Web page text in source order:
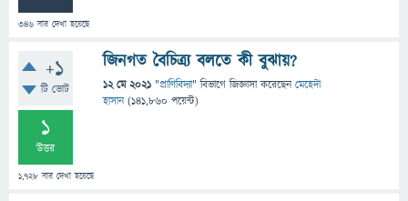
346 বার দেখা হয়েছে
+1
টি ভোট
1
উত্তর
1,728 বার দেখা হয়েছে
জিনগত বৈচিত্র্য বলতে কী বুঝায়?
12 মে 2021 "প্রাণিবিদ্যা" বিভাগে জিজ্ঞাসাকরেছেনমেহেদী
হাসান (141,860 পয়েন্ট)